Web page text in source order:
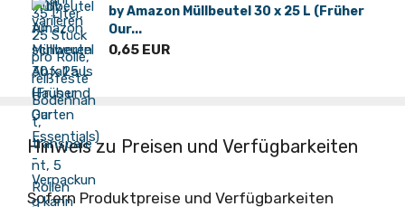
by Amazon Müllbeutel 30 x 25 L (Früher
Our...
0,65 EUR
Hinweis zu Preisen und Verfügbarkeiten
Sofern Produktpreise und Verfügbarkeiten